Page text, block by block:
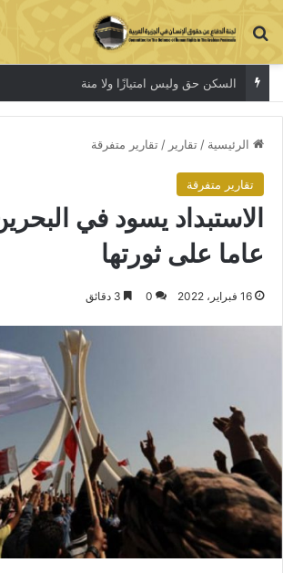
بحث عن
أزمةالسكن لا تنتهي
الرئيسية / تقارير / تقارير متفرقة
تقارير متفرقة
عاما على ثورتها
16 فبراير، 2022 0